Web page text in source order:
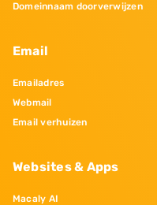
Domeinnaam doorverwijzen
Email
Emailadres
Webmail
Email verhuizen
Websites & Apps
Macaly AI